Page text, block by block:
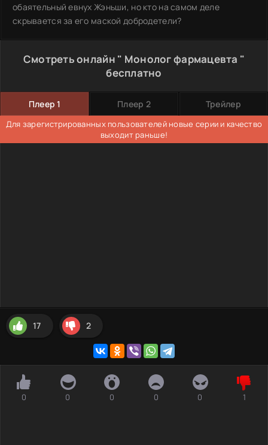
обаятельный евнух Жэньши, но кто на самом деле
скрывается за его маской добродетели?
Смотреть онлайн " Монолог фармацевта "
бесплатно
Плеер 1 Плеер 2 Трейлер
Для зарегистрированных пользователей новые серии и качество
выходит раньше!
17 2
0 0 0 0 0 1